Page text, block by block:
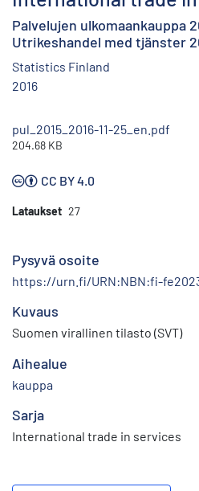
Palvelujen ulkomaankauppa
Utrikeshandel med tjänster
Statistics Finland
2016
pul_2015_2016-11-25_en.pdf
204.68 KB
CC BY 4.0
Lataukset 27
Pysyvä osoite
https://urn.fi/URN:NBN:fi-
Kuvaus
Suomen virallinen tilasto (SVT)
Aihealue
kauppa
Sarja
International trade in services